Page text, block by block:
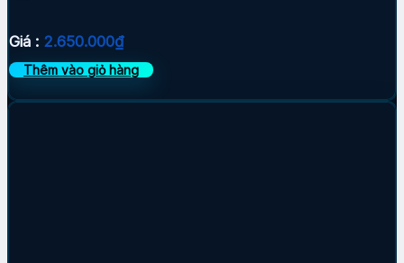
Giá : 2.650.000₫
Thêm vào giỏ hàng